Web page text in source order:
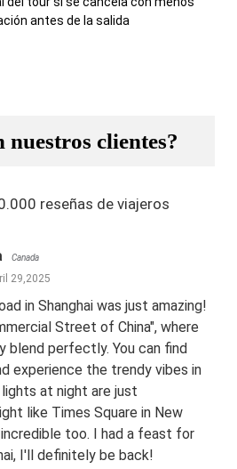
antes de la salida
nuestros clientes?
reseñas de viajeros
Canada
29,2025
in Shanghai was just amazing!
Street of China", where
blend perfectly. You can find
experience the trendy vibes in
at night are just
like Times Square in New
too. I had a feast for
I'll definitely be back!